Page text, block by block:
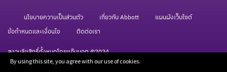
นโยบายความเป็นส่วนตัว เกี่ยวกับ Abbott
แผนผังเว็บไซต์
ข้อกำหนดและเงื่อนไข
ติดต่อเรา
สงวนลิขสิทธิ์ทั้งหมดโดยแอ๊บบอต ©2024
By using this site, you agree with our use of cookies.